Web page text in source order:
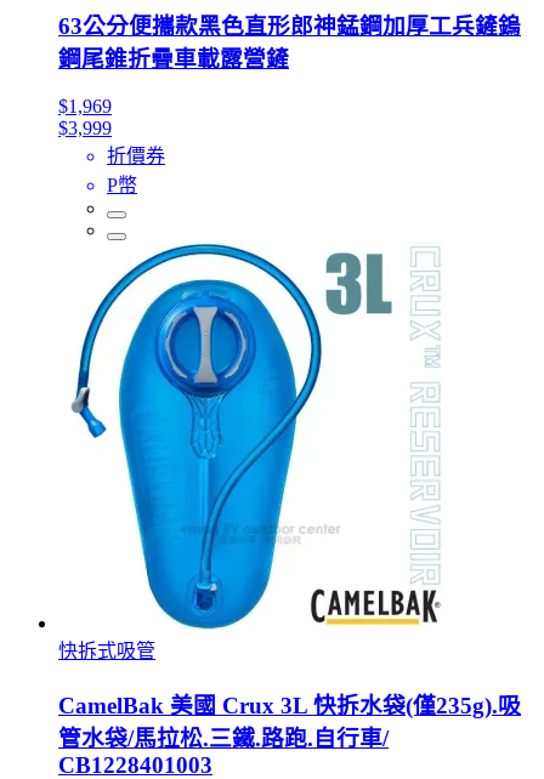
63公分便攜款黑色直形郎神錳鋼加厚工兵鏟鎢
鋼尾錐折疊車載露營鏟
$1,969
$3,999
折價券
P幣
快拆式吸管
CamelBak 美國 Crux 3L 快拆水袋(僅235g).吸
管水袋/馬拉松.三鐵.路跑.自行車/
CB1228401003